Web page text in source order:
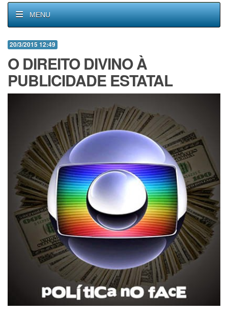
MENU
20/3/2015 12:49
O DIREITO DIVINO À
PUBLICIDADE ESTATAL